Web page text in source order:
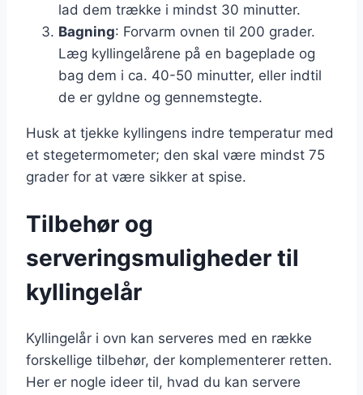
lad dem trække i mindst 30 minutter.
Bagning: Forvarm ovnen til 200 grader.
Læg kyllingelårene på en bageplade og
bag dem i ca. 40-50 minutter, eller indtil
de er gyldne og gennemstegte.
Husk at tjekke kyllingens indre temperatur med
et stegetermometer; den skal være mindst 75
grader for at være sikker at spise.
Tilbehør og
serveringsmuligheder til
kyllingelår
Kyllingelår i ovn kan serveres med en række
forskellige tilbehør, der komplementerer retten.
Her er nogle ideer til, hvad du kan servere